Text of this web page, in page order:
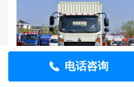
电话咨询